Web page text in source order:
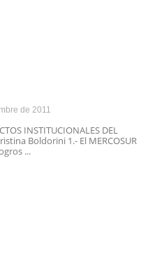
de 2011
INSTITUCIONALES DEL
Boldorini 1.- El MERCOSUR
...